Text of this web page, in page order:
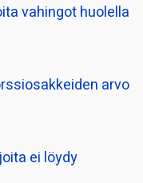
vahingot huolella
arvo
ei löydy